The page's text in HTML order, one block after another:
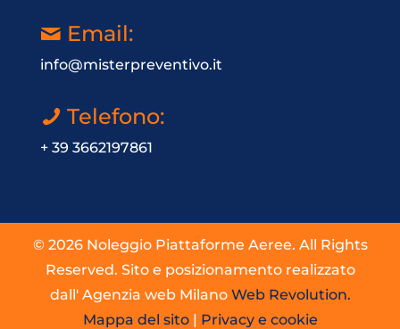
Email:
info@misterpreventivo.it
Telefono:
+ 39 3662197861
© 2026 Noleggio Piattaforme Aeree. All Rights
Reserved. Sito e posizionamento realizzato
dall' Agenzia web Milano Web Revolution.
Mappa del sito| Privacy e cookie